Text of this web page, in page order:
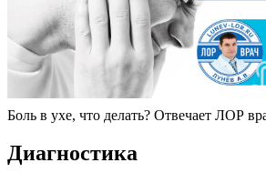
Боль в ухе, что делать? Отвечает ЛОР
Диагностика